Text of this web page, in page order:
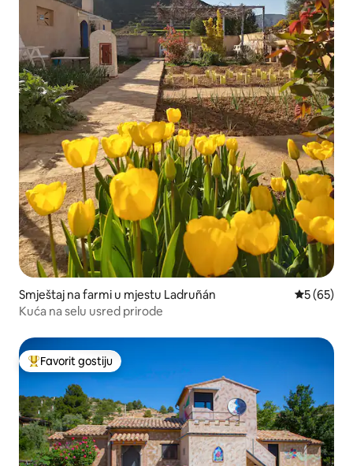
Smještaj na farmi u mjestu Ladruñán prosječna
5 (65)
Kuća na selu usred prirode
Glavni favorit gostiju
Favorit gostiju